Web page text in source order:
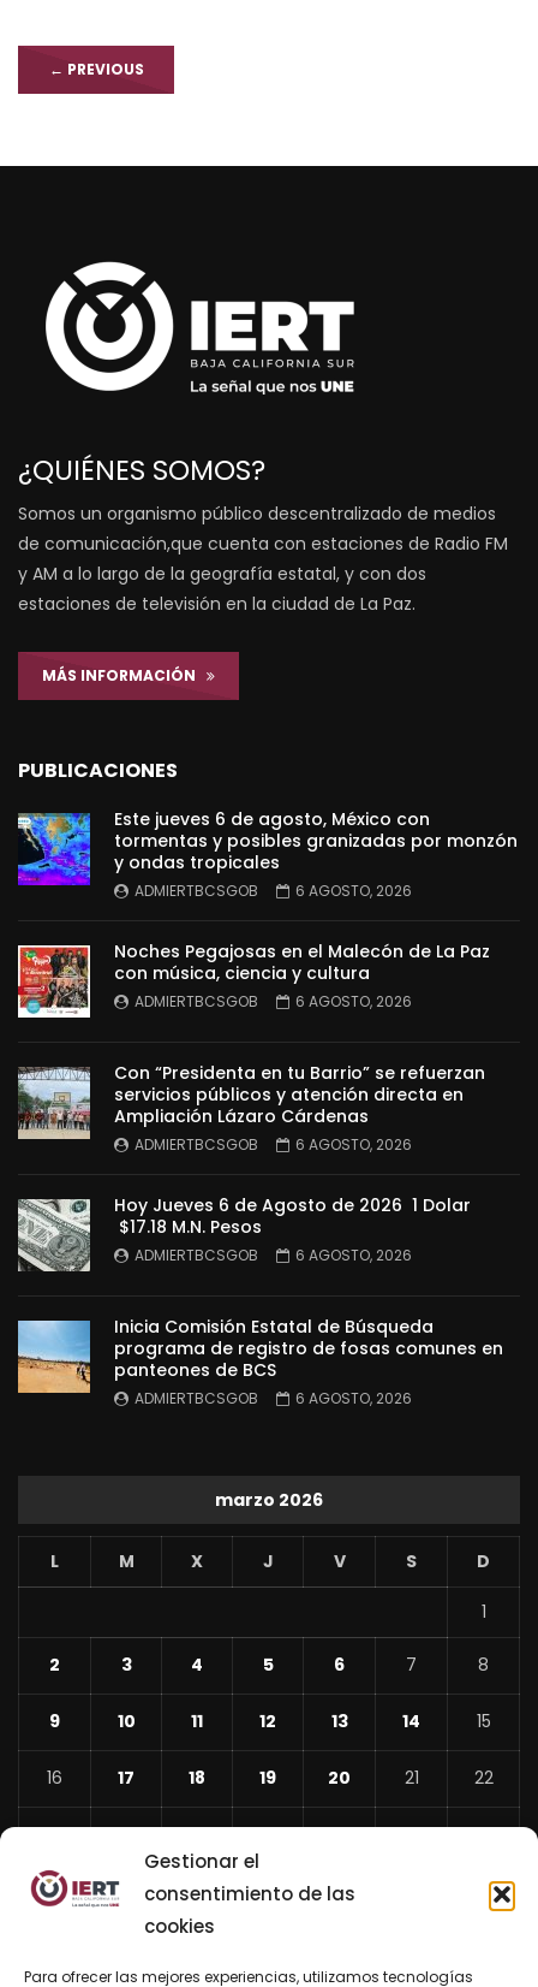
Gestionar el
consentimiento de las
cookies
Para ofrecer las mejores experiencias, utilizamos tecnologías
← PREVIOUS
¿QUIÉNES SOMOS?
Somos un organismo público descentralizado de medios
de comunicación,que cuenta con estaciones de Radio FM
y AM a lo largo de la geografía estatal, y con dos
estaciones de televisión en la ciudad de La Paz.
MÁS INFORMACIÓN
PUBLICACIONES
Este jueves 6 de agosto, México con
tormentas y posibles granizadas por monzón
y ondas tropicales
ADMIERTBCSGOB 6 AGOSTO, 2026
Noches Pegajosas en el Malecón de La Paz
con música, ciencia y cultura
ADMIERTBCSGOB 6 AGOSTO, 2026
Con “Presidenta en tu Barrio” se refuerzan
servicios públicos y atención directa en
Ampliación Lázaro Cárdenas
ADMIERTBCSGOB 6 AGOSTO, 2026
Hoy Jueves 6 de Agosto de 2026 1 Dolar
$17.18 M.N. Pesos
ADMIERTBCSGOB 6 AGOSTO, 2026
Inicia Comisión Estatal de Búsqueda
programa de registro de fosas comunes en
panteones de BCS
ADMIERTBCSGOB 6 AGOSTO, 2026
marzo 2026
L M X J V S D
1
2 3 4 5 6 7 8
9 10 11 12 13 14 15
16 17 18 19 20 21 22
23 24 25 26 27 28 29
30
31